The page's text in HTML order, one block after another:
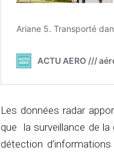
Les données radar
que la surveillance de la
détection